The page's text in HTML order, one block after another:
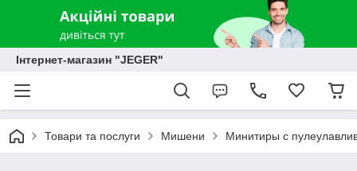
Інтернет-магазин "JEGER"
Товари та послуги Мишени Минитиры с